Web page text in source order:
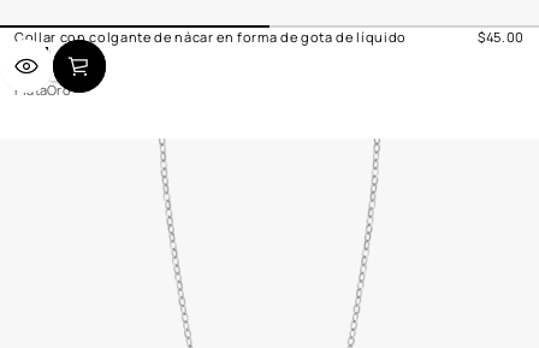
Collar con colgante de nácar en forma de gota de líquido
Precio
$45.00
P
l
a
O
r
o
PlataOro